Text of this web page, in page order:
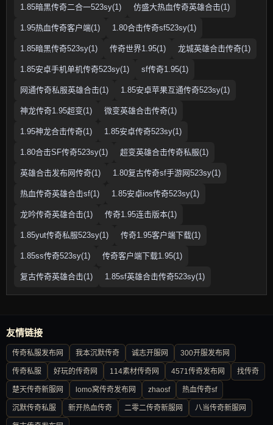
1.85暗黑传奇二合一523sy(1) 仿盛大热血传奇英雄合击(1)
1.95热血传奇客户端(1) 1.80合击传奇sf523sy(1)
1.85暗黑传奇523sy(1) 传奇世界1.95(1) 龙城英雄合击传奇(1)
1.85安卓手机单机传奇523sy(1) sf传奇1.95(1)
网通传奇私服英雄合击(1) 1.85安卓苹果互通传奇523sy(1)
神龙传奇1.95超变(1) 微变英雄合击传奇(1)
1.95神龙合击传奇(1) 1.85安卓传奇523sy(1)
1.80合击SF传奇523sy(1) 超变英雄合击传奇私服(1)
英雄合击发布网传奇(1) 1.80复古传奇sf手游网523sy(1)
热血传奇英雄合击sf(1) 1.85安卓ios传奇523sy(1)
龙吟传奇英雄合击(1) 传奇1.95连击版本(1)
1.85yut传奇私服523sy(1) 传奇1.95客户端下载(1)
1.85ss传奇523sy(1) 传奇客户端下载1.95(1)
复古传奇英雄合击(1) 1.85sf英雄合击传奇523sy(1)
友情链接
传奇私服发布网 我本沉默传奇 诚志开服网 300开服发布网
传奇私服 好玩的传奇网 114素材传奇网 4571传奇发布网 找传奇
楚天传奇新服网 lomo窝传奇发布网 zhaosf 热血传奇sf
沉默传奇私服 新开热血传奇 二零二传奇新服网 八当传奇新服网